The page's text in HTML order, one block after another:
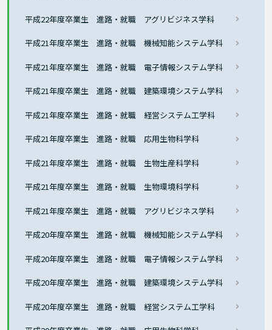
平成22年度卒業生 進路・就職 アグリビジネス学科
平成21年度卒業生 進路・就職 機械知能システム学科
平成21年度卒業生 進路・就職 電子情報システム学科
平成21年度卒業生 進路・就職 建築環境システム学科
平成21年度卒業生 進路・就職 経営システム工学科
平成21年度卒業生 進路・就職 応用生物科学科
平成21年度卒業生 進路・就職 生物生産科学科
平成21年度卒業生 進路・就職 生物環境科学科
平成21年度卒業生 進路・就職 アグリビジネス学科
平成20年度卒業生 進路・就職 機械知能システム学科
平成20年度卒業生 進路・就職 電子情報システム学科
平成20年度卒業生 進路・就職 建築環境システム学科
平成20年度卒業生 進路・就職 経営システム工学科